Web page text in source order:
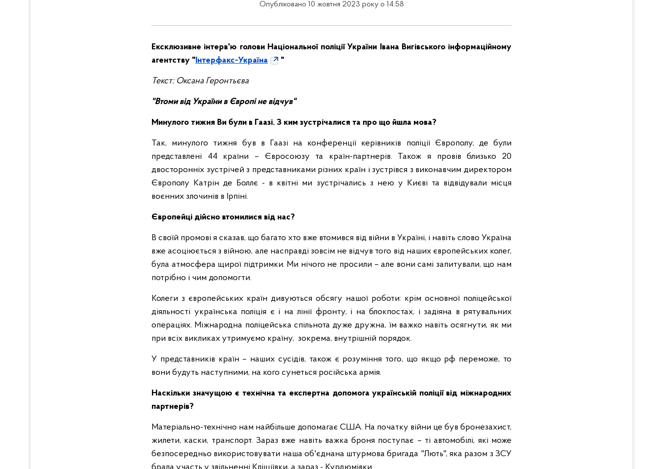
Опубліковано 10 жовтня 2023 року о 14:58
Ексклюзивне інтерв'ю голови Національної поліції України Івана Вигівського інформаційному
агентству "Інтерфакс-Україна "
Текст: Оксана Геронтьєва
"Втоми від України в Європі не відчув"
Минулого тижня Ви були в Гаазі. З ким зустрічалися та про що йшла мова?
Так, минулого тижня був в Гаазі на конференції керівників поліції Європолу, де були
представлені 44 країни – Євросоюзу та країн-партнерів. Також я провів близько 20
двосторонніх зустрічей з представниками різних країн і зустрівся з виконавчим директором
Європолу Катрін де Боллє - в квітні ми зустрічались з нею у Києві та відвідували місця
воєнних злочинів в Ірпіні.
Європейці дійсно втомилися від нас?
В своїй промові я сказав, що багато хто вже втомився від війни в Україні, і навіть слово Україна
вже асоціюється з війною, але насправді зовсім не відчув того від наших європейських колег,
була атмосфера щирої підтримки. Ми нічого не просили – але вони самі запитували, що нам
потрібно і чим допомогти.
Колеги з європейських країн дивуються обсягу нашої роботи: крім основної поліцейської
діяльності українська поліція є і на лінії фронту, і на блокпостах, і задіяна в рятувальних
операціях. Міжнародна поліцейська спільнота дуже дружна, їм важко навіть осягнути, як ми
при всіх викликах утримуємо країну, зокрема, внутрішній порядок.
У представників країн – наших сусідів, також є розуміння того, що якщо рф переможе, то
вони будуть наступними, на кого сунеться російська армія.
Наскільки значущою є технічна та експертна допомога українській поліції від міжнародних
партнерів?
Матеріально-технічно нам найбільше допомагає США. На початку війни це був бронезахист,
жилети, каски, транспорт. Зараз вже навіть важка броня поступає – ті автомобілі, які може
безпосередньо використовувати наша об'єднана штурмова бригада "Лють", яка разом з ЗСУ